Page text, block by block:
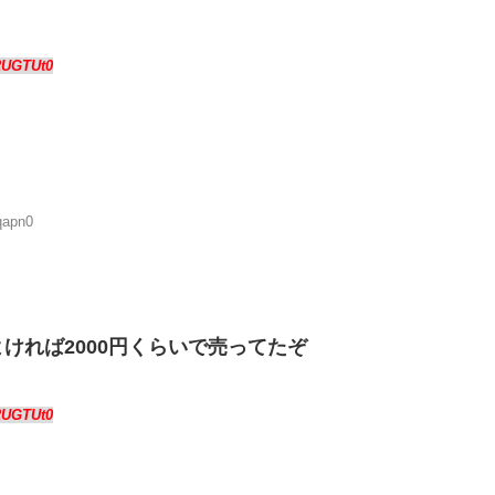
れば2000円くらいで売ってたぞ